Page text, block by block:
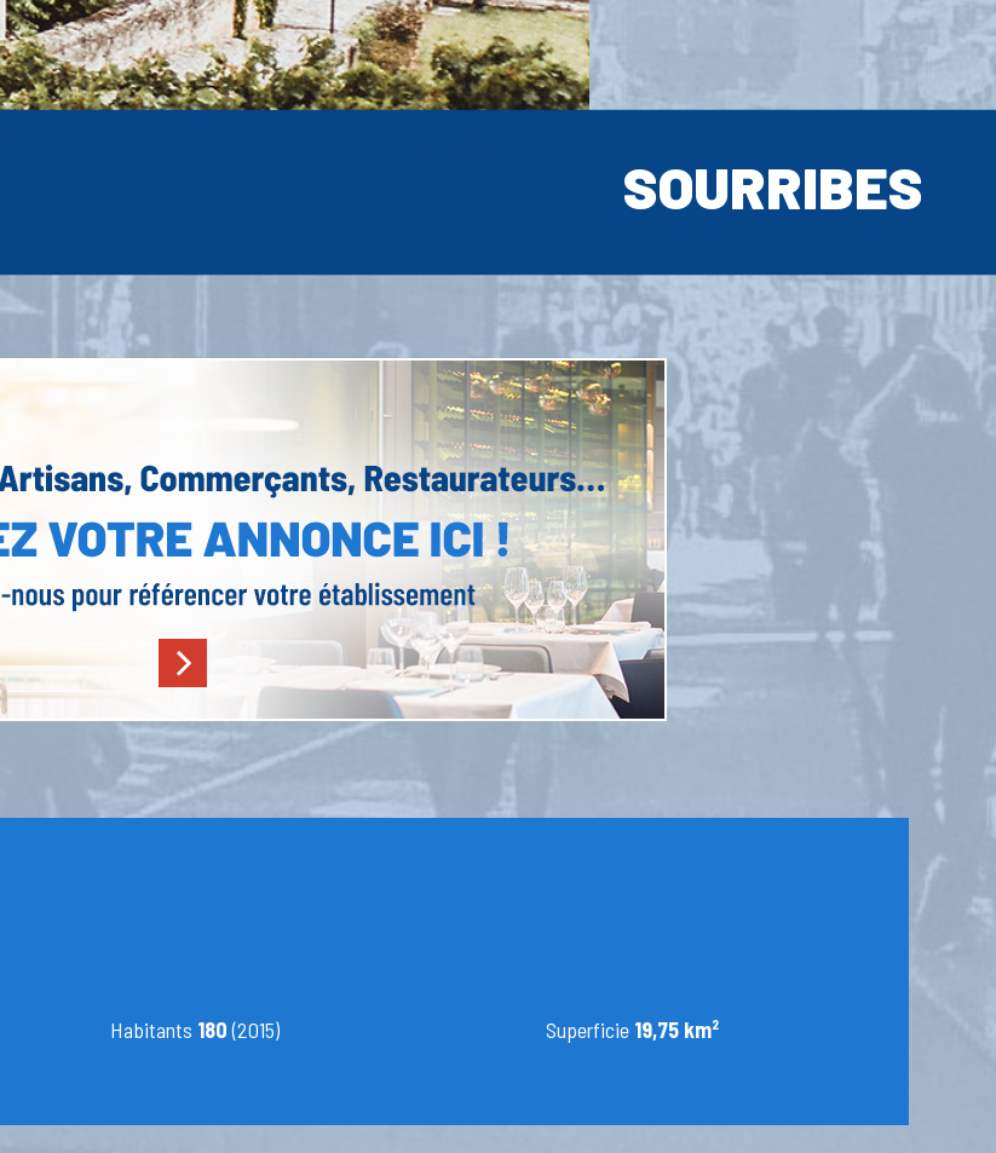
SOURRIBES
Habitants 180(2015) Superficie 19,75 km²